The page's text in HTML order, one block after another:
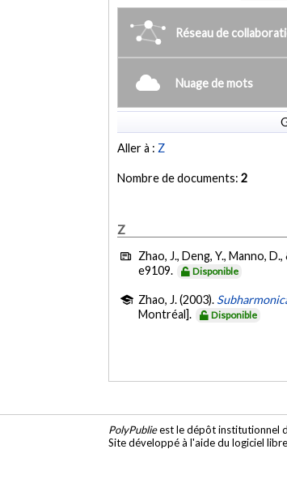
Réseau de
Nuage de mots
Aller à : Z
Nombre de documents:2
Z
Zhao, J., Deng, Y., Manno,
e9109.
Disponible
Zhao, J. (2003).
Montréal].
Disponible
PolyPublieest le dépôt institutionnel
Site développé à l'aide du logiciel